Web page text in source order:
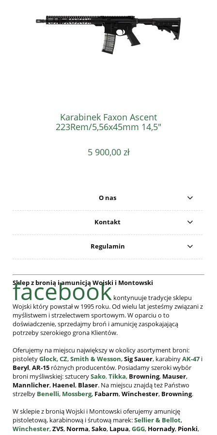
Karabinek Faxon Ascent
223Rem/5,56x45mm 14,5"
5 900,00 zł
O nas
Kontakt
Regulamin
Sklep z bronią i amunicją Wojski i Montowski
facebook kontynuuje tradycje sklepu
Wojski który powstał w 1995 roku. Od wielu lat jesteśmy związani z
myślistwem i strzelectwem sportowym. W oparciu o to
doświadczenie, sprzedajmy broń i amunicję zaspokajającą
potrzeby szerokiego grona Klientów.
Oferujemy na miejscu największy w okolicy asortyment broni:
pistoletyGlock,CZ,Smith & Wesson,Sig Sauer, karabinyAK-47 i
Beryl,AR-15 różnych producentów. Posiadamy szeroki wybór
broni myśliwskiej: sztucerySako,Tikka, Browning, Mauser,
Mannlicher, Haenel, Blaser. Na miejscu znajdą też Państwo
strzelby Benelli, Mossberg, Fabarm,Winchester, Browning.
W sklepie z bronią Wojski i Montowski oferujemy amunicję
pistoletową, karabinową i śrutową marek:Sellier & Bellot,
Winchester,ZVS, Norma,Sako, Lapua,GGG, Hornady, Pionki,